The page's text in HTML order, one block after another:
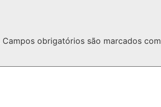
Campos obrigatórios são marcados com